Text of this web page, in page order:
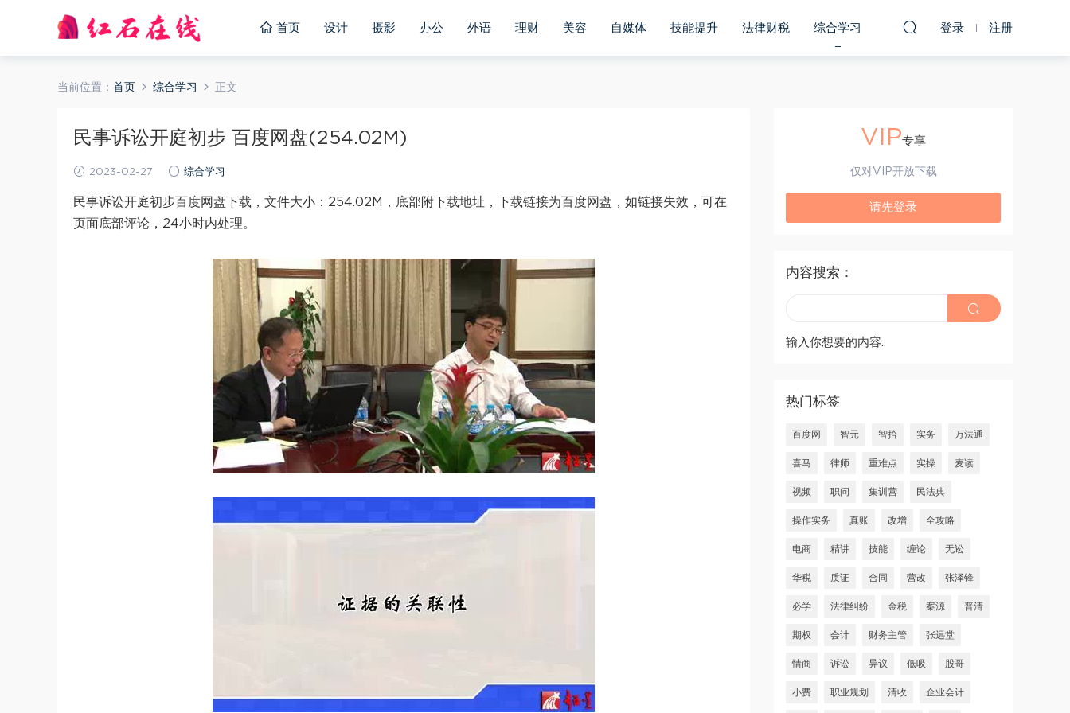
首页 设计 摄影 办公 外语 理财 美容 自媒体 技能提升 法律财税 综合学习 登录 注册
当前位置： 首页 综合学习 正文
民事诉讼开庭初步 百度网盘(254.02M)
2023-02-27 综合学习
民事诉讼开庭初步百度网盘下载，文件大小：254.02M，底部附下载地址，下载链接为百度网盘，如链接失效，可在
页面底部评论，24小时内处理。
VIP专享
仅对VIP开放下载
请先登录
内容搜索：
输入你想要的内容..
热门标签
百度网 智元 智拾 实务 万法通
喜马 律师 重难点 实操 麦读
视频 职问 集训营 民法典
操作实务 真账 改增 全攻略
电商 精讲 技能 缠论 无讼
华税 质证 合同 营改 张泽锋
必学 法律纠纷 金税 案源 普清
期权 会计 财务主管 张远堂
情商 诉讼 异议 低吸 股哥
小费 职业规划 清收 企业会计